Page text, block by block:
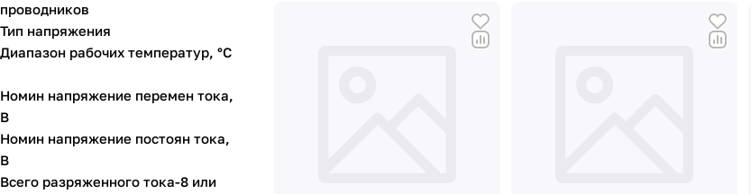
проводников
Тип напряжения
Диапазон рабочих температур, °C
Номин напряжение перемен тока,
В
Номин напряжение постоян тока,
В
Всего разряженного тока-8 или